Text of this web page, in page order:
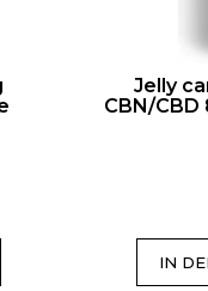
Jelly
CBN/CBD
IN